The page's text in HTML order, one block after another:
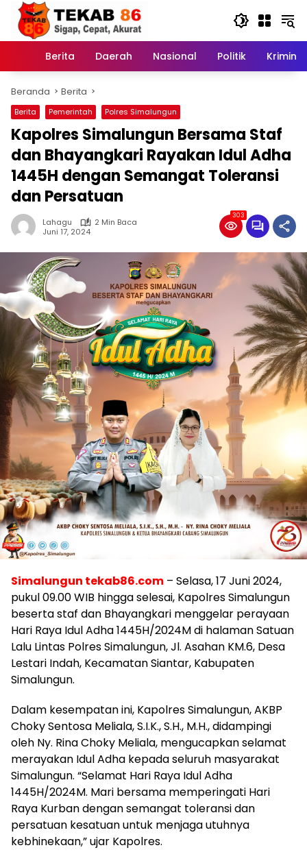
Langsung
konten
Home
Berita Daerah Nasional Politik Kriminal
Beranda Berita
Berita Pemerintah Polres Simalungun
Kapolres Simalungun Bersama Staf
dan Bhayangkari Rayakan Idul Adha
1445H dengan Semangat Toleransi
dan Persatuan
Lahagu
2 Min Baca
Juni 17, 2024
303
Simalungun tekab86.com – Selasa, 17 Juni 2024,
pukul 09.00 WIB hingga selesai, Kapolres Simalungun
beserta staf dan Bhayangkari menggelar perayaan
Hari Raya Idul Adha 1445H/2024M di halaman Satuan
Lalu Lintas Polres Simalungun, Jl. Asahan KM.6, Desa
Lestari Indah, Kecamatan Siantar, Kabupaten
Simalungun.
Dalam kesempatan ini, Kapolres Simalungun, AKBP
Choky Sentosa Meliala, S.I.K., S.H., M.H., didampingi
oleh Ny. Rina Choky Meliala, mengucapkan selamat
merayakan Idul Adha kepada seluruh masyarakat
Simalungun. “Selamat Hari Raya Idul Adha
1445H/2024M. Mari bersama memperingati Hari
Raya Kurban dengan semangat toleransi dan
persatuan kesatuan untuk menjaga utuhnya
kebhinekaan,” ujar Kapolres.